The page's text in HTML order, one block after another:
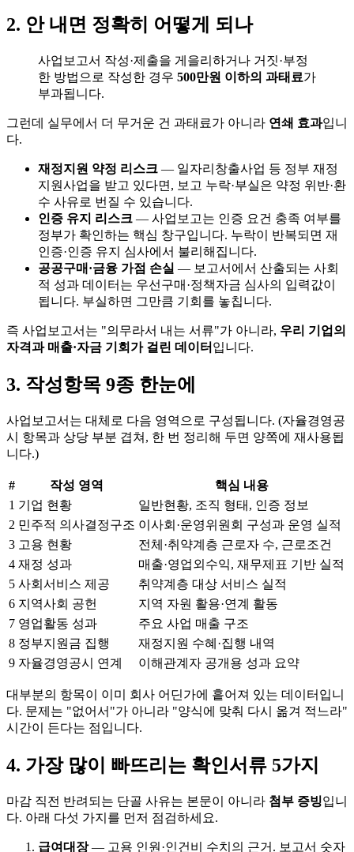
2. 안 내면 정확히 어떻게 되나
사업보고서 작성·제출을 게을리하거나 거짓·부정
한 방법으로 작성한 경우 500만원 이하의 과태료가
부과됩니다.
그런데 실무에서 더 무거운 건 과태료가 아니라 연쇄 효과입니
다.
재정지원 약정 리스크 — 일자리창출사업 등 정부 재정
지원사업을 받고 있다면, 보고 누락·부실은 약정 위반·환
수 사유로 번질 수 있습니다.
인증 유지 리스크 — 사업보고는 인증 요건 충족 여부를
정부가 확인하는 핵심 창구입니다. 누락이 반복되면 재
인증·인증 유지 심사에서 불리해집니다.
공공구매·금융 가점 손실 — 보고서에서 산출되는 사회
적 성과 데이터는 우선구매·정책자금 심사의 입력값이
됩니다. 부실하면 그만큼 기회를 놓칩니다.
즉 사업보고서는 "의무라서 내는 서류"가 아니라, 우리 기업의
자격과 매출·자금 기회가 걸린 데이터 입니다.
3. 작성항목 9종 한눈에
사업보고서는 대체로 다음 영역으로 구성됩니다. (자율경영공
시 항목과 상당 부분 겹쳐, 한 번 정리해 두면 양쪽에 재사용됩
니다.)
# 작성 영역
핵심 내용
1 기업 현황
일반현황, 조직 형태, 인증 정보
2 민주적 의사결정구조 이사회·운영위원회 구성과 운영 실적
3 고용 현황
전체·취약계층 근로자 수, 근로조건
4 재정 성과
매출·영업외수익, 재무제표 기반 실적
5 사회서비스 제공
취약계층 대상 서비스 실적
6 지역사회 공헌
지역 자원 활용·연계 활동
7 영업활동 성과
주요 사업 매출 구조
8 정부지원금 집행
재정지원 수혜·집행 내역
9 자율경영공시 연계 이해관계자 공개용 성과 요약
대부분의 항목이 이미 회사 어딘가에 흩어져 있는 데이터입니
다. 문제는 "없어서"가 아니라 "양식에 맞춰 다시 옮겨 적느라"
시간이 든다는 점입니다.
4. 가장 많이 빠뜨리는 확인서류 5가지
마감 직전 반려되는 단골 사유는 본문이 아니라 첨부 증빙입니
다. 아래 다섯 가지를 먼저 점검하세요.
급여대장— 고용 인원·인건비 수치의 근거. 보고서 숫자